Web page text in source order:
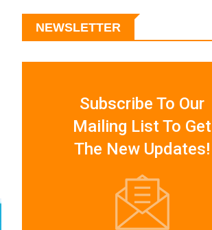
NEWSLETTER
Subscribe To Our
Mailing List To Get
The New Updates!